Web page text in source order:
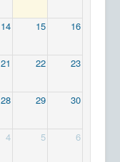
14 15 16
21 22 23
28 29 30
4 5 6